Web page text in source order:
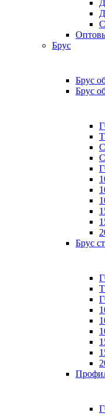
Брус
Брус
Брус
Брус